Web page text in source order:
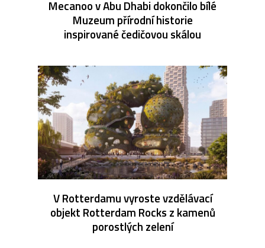
Mecanoo v Abu Dhabi dokončilo bílé
Muzeum přírodní historie
inspirované čedičovou skálou
V Rotterdamu vyroste vzdělávací
objekt Rotterdam Rocks z kamenů
porostlých zelení